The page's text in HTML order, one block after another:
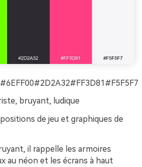
bruyant, ludique
de jeu et graphiques de
il rappelle les armoires
au néon et les écrans à haut